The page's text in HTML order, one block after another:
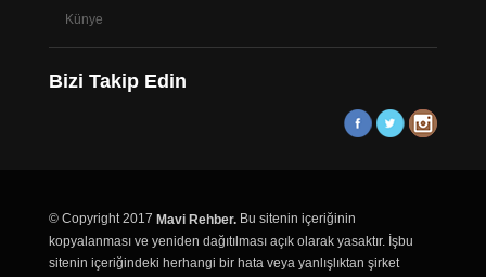
Künye
Bizi Takip Edin
© Copyright 2017 Mavi Rehber. Bu sitenin içeriğinin
kopyalanması ve yeniden dağıtılması açık olarak yasaktır. İşbu
sitenin içeriğindeki herhangi bir hata veya yanlışlıktan şirket